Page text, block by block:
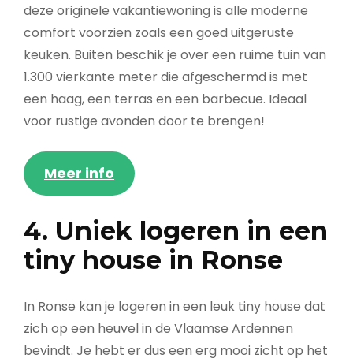
deze originele vakantiewoning is alle moderne
comfort voorzien zoals een goed uitgeruste
keuken. Buiten beschik je over een ruime tuin van
1.300 vierkante meter die afgeschermd is met
een haag, een terras en een barbecue. Ideaal
voor rustige avonden door te brengen!
Meer info
4. Uniek logeren in een
tiny house in Ronse
In Ronse kan je logeren in een leuk tiny house dat
zich op een heuvel in de Vlaamse Ardennen
bevindt. Je hebt er dus een erg mooi zicht op het